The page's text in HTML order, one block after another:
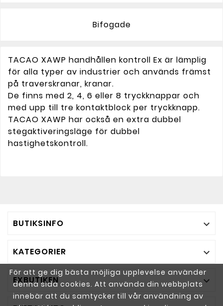
För att ge dig bästa möjliga upplevelse använder
denna sida cookies. Att använda din webbplats
innebär att du samtycker till vår användning av
Bifogade
TACAO XAWP handhållen kontroll Ex är lämplig
för alla typer av industrier och används främst
på traverskranar, kranar.
De finns med 2, 4, 6 eller 8 tryckknappar och
med upp till tre kontaktblock per tryckknapp.
TACAO XAWP har också en extra dubbel
stegaktiveringsläge för dubbel
hastighetskontroll.
BUTIKSINFO 
KATEGORIER 
EXBUTIKEN 